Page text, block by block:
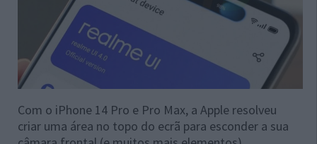
Com o iPhone 14 Pro e Pro Max, a Apple resolveu
criar uma área no topo do ecrã para esconder a sua